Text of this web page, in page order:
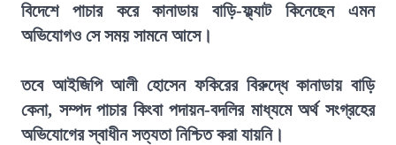
বিদেশে পাচার করে কানাডায় বাড়ি-ফ্ল্যাট কিনেছেন এমন
অভিযোগও সে সময় সামনে আসে।
তবে আইজিপি আলী হোসেন ফকিরের বিরুদ্ধে কানাডায় বাড়ি
কেনা, সম্পদ পাচার কিংবা পদায়ন-বদলির মাধ্যমে অর্থ সংগ্রহের
অভিযোগের স্বাধীন সত্যতা নিশ্চিত করা যায়নি।